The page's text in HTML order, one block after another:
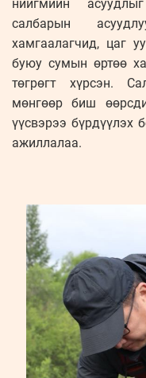
нийгмийн
салбарын
хамгаалагчид, цаг
буюу сумын өртөө
төгрөгт хүрсэн.
мөнгөөр биш
үүсвэрээ бүрдүүлэх
ажиллалаа.